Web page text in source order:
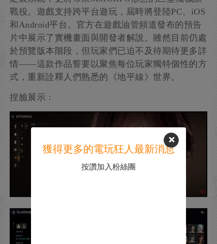
戰役。遊戲支持跨平台遊玩，屆時將登陸PC、iOS
和Android平台。官方在遊戲油管頻道發布的預告
片中展示了實機畫面與開發者解說。雖然目前仍處
於預覽版本階段，但玩家們已迫不及待期待更多詳
情——這款作品誓要以聚焦每位玩家獨特個性的方
式，重新詮釋人們熟悉的《地平線》世界。
捏臉展示：
獲得更多的電玩狂人最新消息
按讚加入粉絲團